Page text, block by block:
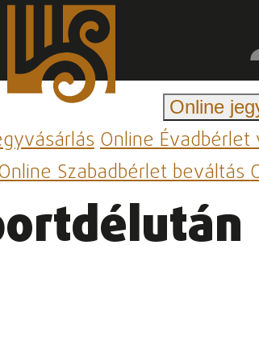
Online
Online
Szabadbérlet beváltás